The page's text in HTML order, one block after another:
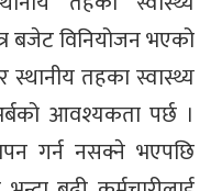
बजेट विनियोजन भएको
स्थानीय तहका स्वास्थ्य
आवश्यकता पर्छ ।
गर्न नसक्ने भएपछि